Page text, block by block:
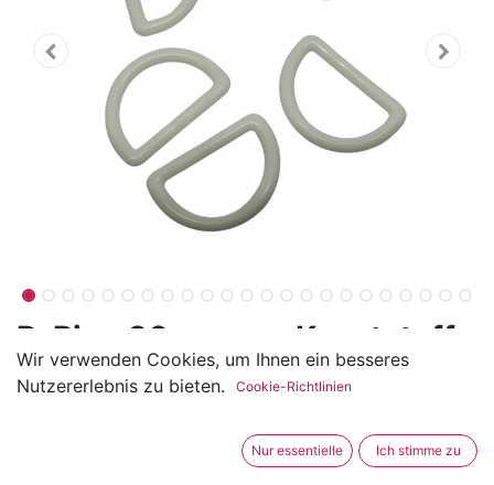
D-Ring 20mm aus Kunststoff
(0 Rezension)
Sie sind von der Marke KAM.
Super geeignet für Bauchtaschen, Kindergartentaschen
Wir verwenden Cookies, um Ihnen ein besseres
Nutzererlebnis zu bieten.
Cookie-Richtlinien
Nur essentielle Ich stimme zu